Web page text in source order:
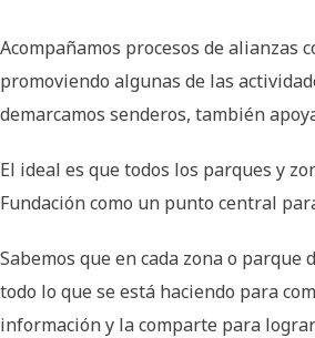
Acompañamos procesos de alianzas
promoviendo algunas de las
demarcamos senderos, también
El ideal es que todos los parques y
Fundación como un punto central
Sabemos que en cada zona o
todo lo que se está haciendo para
información y la comparte para